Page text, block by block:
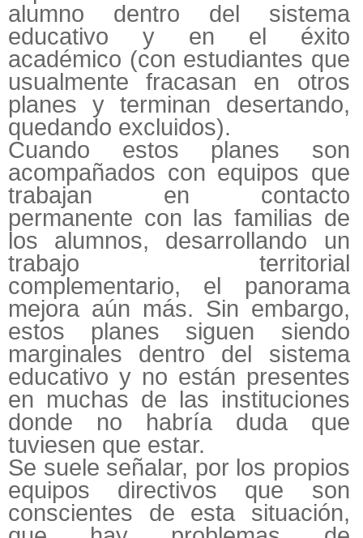
alumno dentro del sistema
educativo y en el éxito
académico (con estudiantes que
usualmente fracasan en otros
planes y terminan desertando,
quedando excluidos).
Cuando estos planes son
acompañados con equipos que
trabajan en contacto
permanente con las familias de
los alumnos, desarrollando un
trabajo territorial
complementario, el panorama
mejora aún más. Sin embargo,
estos planes siguen siendo
marginales dentro del sistema
educativo y no están presentes
en muchas de las instituciones
donde no habría duda que
tuviesen que estar.
Se suele señalar, por los propios
equipos directivos que son
conscientes de esta situación,